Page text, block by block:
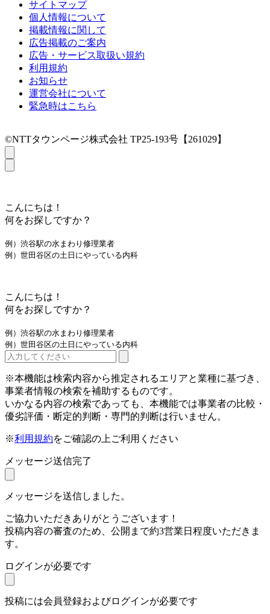
サイトマップ
個人情報について
掲載情報に関して
広告掲載のご案内
広告・サービス取扱い規約
利用規約
お知らせ
運営会社について
緊急時はこちら
©NTTタウンページ株式会社 TP25-193号【261029】
こんにちは！
何をお探しですか？
例）渋谷駅の水まわり修理業者
例）世田谷区の土日にやっている内科
こんにちは！
何をお探しですか？
例）渋谷駅の水まわり修理業者
例）世田谷区の土日にやっている内科
※本機能は検索内容から推定されるエリアと業種に基づき、
事業者情報の検索を補助するものです。
いかなる内容の検索であっても、本機能では事業者の比較・
優劣評価・断定的判断・専門的判断は行いません。
※利用規約をご確認の上ご利用ください
メッセージ送信完了
メッセージを送信しました。
ご協力いただきありがとうございます！
投稿内容の審査のため、公開まで約3営業日程度いただきま
す。
ログインが必要です
投稿には会員登録およびログインが必要です